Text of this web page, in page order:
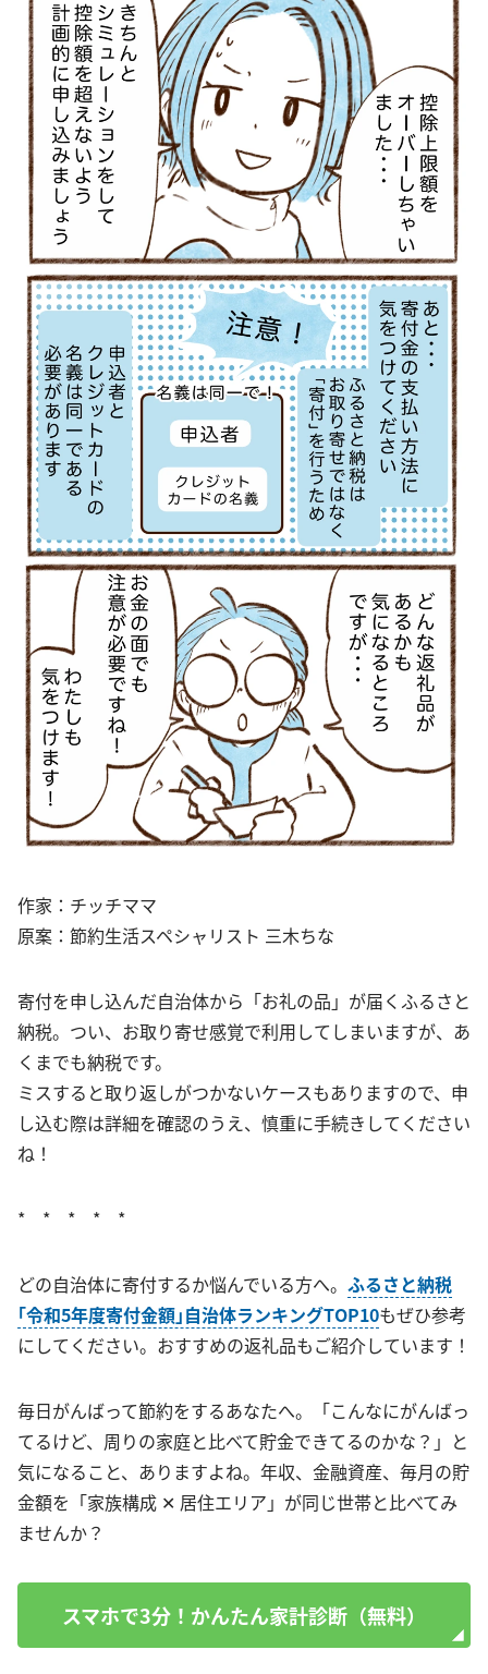
作家：チッチママ
原案：節約生活スペシャリスト 三木ちな
寄付を申し込んだ自治体から「お礼の品」が届くふるさと
納税。つい、お取り寄せ感覚で利用してしまいますが、あ
くまでも納税です。
ミスすると取り返しがつかないケースもありますので、申
し込む際は詳細を確認のうえ、慎重に手続きしてください
ね！
* * * * *
どの自治体に寄付するか悩んでいる方へ。 ふるさと納税
｢令和5年度寄付金額｣自治体ランキングTOP10もぜひ参考
にしてください。おすすめの返礼品もご紹介しています！
毎日がんばって節約をするあなたへ。「こんなにがんばっ
てるけど、周りの家庭と比べて貯金できてるのかな？」と
気になること、ありますよね。年収、金融資産、毎月の貯
金額を「家族構成 ✕ 居住エリア」が同じ世帯と比べてみ
ませんか？
スマホで3分！かんたん家計診断（無料）